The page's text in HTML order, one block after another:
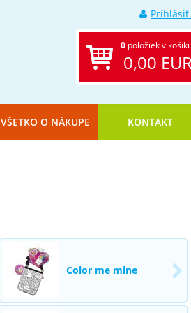
Prihlásiť
0 položiek v
0,00
VŠETKO O NÁKUPE KONTAKT
Color me mine